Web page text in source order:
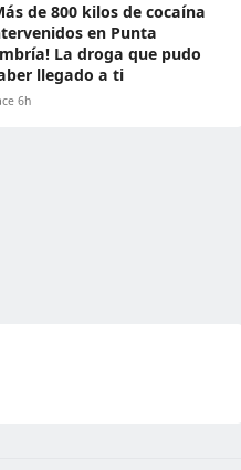
de 800 kilos de cocaína
en Punta
La droga que pudo
llegado a ti
6h